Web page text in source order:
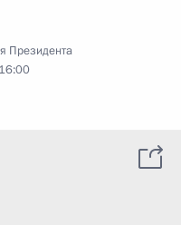
Президента